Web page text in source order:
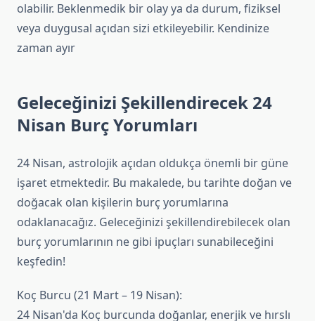
olabilir. Beklenmedik bir olay ya da durum, fiziksel
veya duygusal açıdan sizi etkileyebilir. Kendinize
zaman ayır
Geleceğinizi Şekillendirecek 24
Nisan Burç Yorumları
24 Nisan, astrolojik açıdan oldukça önemli bir güne
işaret etmektedir. Bu makalede, bu tarihte doğan ve
doğacak olan kişilerin burç yorumlarına
odaklanacağız. Geleceğinizi şekillendirebilecek olan
burç yorumlarının ne gibi ipuçları sunabileceğini
keşfedin!
Koç Burcu (21 Mart – 19 Nisan):
24 Nisan'da Koç burcunda doğanlar, enerjik ve hırslı